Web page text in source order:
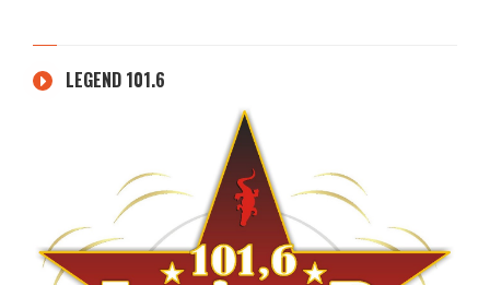
LEGEND 101.6